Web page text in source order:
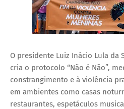
O presidente Luiz Inácio Lula da
cria o protocolo “Não é Não”,
constrangimento e à violência
em ambientes como casas
restaurantes, espetáculos